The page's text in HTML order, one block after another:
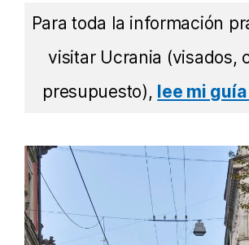
Para toda la información
visitar Ucrania (visados,
presupuesto), lee mi